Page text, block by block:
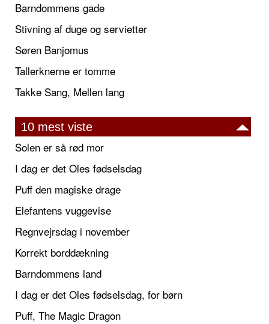
Barndommens gade
Stivning af duge og servietter
Søren Banjomus
Tallerknerne er tomme
Takke Sang, Mellen lang
10 mest viste
Solen er så rød mor
I dag er det Oles fødselsdag
Puff den magiske drage
Elefantens vuggevise
Regnvejrsdag i november
Korrekt borddækning
Barndommens land
I dag er det Oles fødselsdag, for børn
Puff, The Magic Dragon